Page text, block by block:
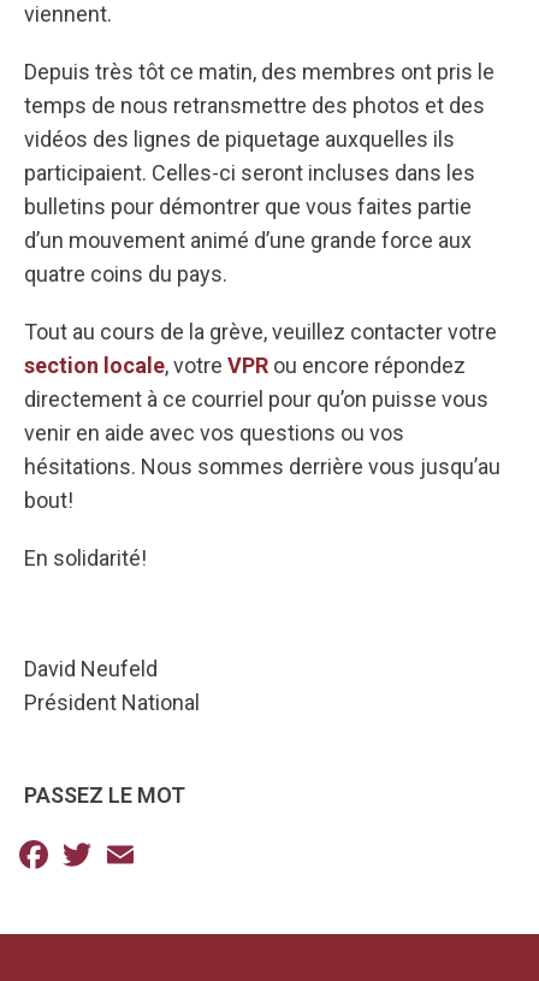
viennent.
Depuis très tôt ce matin, des membres ont pris le
temps de nous retransmettre des photos et des
vidéos des lignes de piquetage auxquelles ils
participaient. Celles-ci seront incluses dans les
bulletins pour démontrer que vous faites partie
d’un mouvement animé d’une grande force aux
quatre coins du pays.
Tout au cours de la grève, veuillez contacter votre
section locale, votre VPR ou encore répondez
directement à ce courriel pour qu’on puisse vous
venir en aide avec vos questions ou vos
hésitations. Nous sommes derrière vous jusqu’au
bout!
En solidarité!
David Neufeld
Président National
PASSEZ LE MOT
Facebook
Twitter